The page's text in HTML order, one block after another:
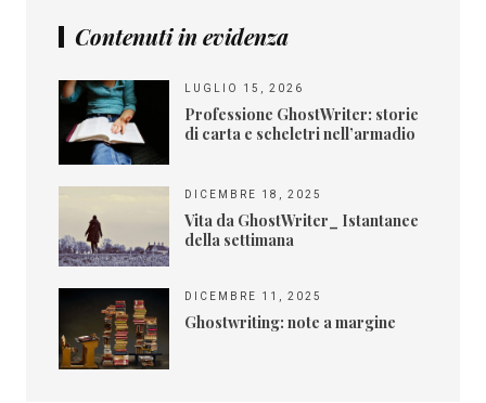
Contenuti in evidenza
LUGLIO 15, 2026
Professione GhostWriter: storie
di carta e scheletri nell’armadio
DICEMBRE 18, 2025
Vita da GhostWriter_ Istantanee
della settimana
DICEMBRE 11, 2025
Ghostwriting: note a margine